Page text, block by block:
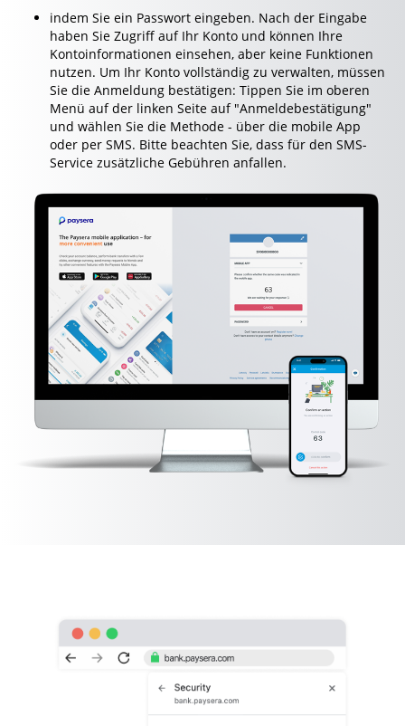
indem Sie ein Passwort eingeben. Nach der Eingabe
haben Sie Zugriff auf Ihr Konto und können Ihre
Kontoinformationen einsehen, aber keine Funktionen
nutzen. Um Ihr Konto vollständig zu verwalten, müssen
Sie die Anmeldung bestätigen: Tippen Sie im oberen
Menü auf der linken Seite auf "Anmeldebestätigung"
und wählen Sie die Methode - über die mobile App
oder per SMS. Bitte beachten Sie, dass für den SMS-
Service zusätzliche Gebühren anfallen.